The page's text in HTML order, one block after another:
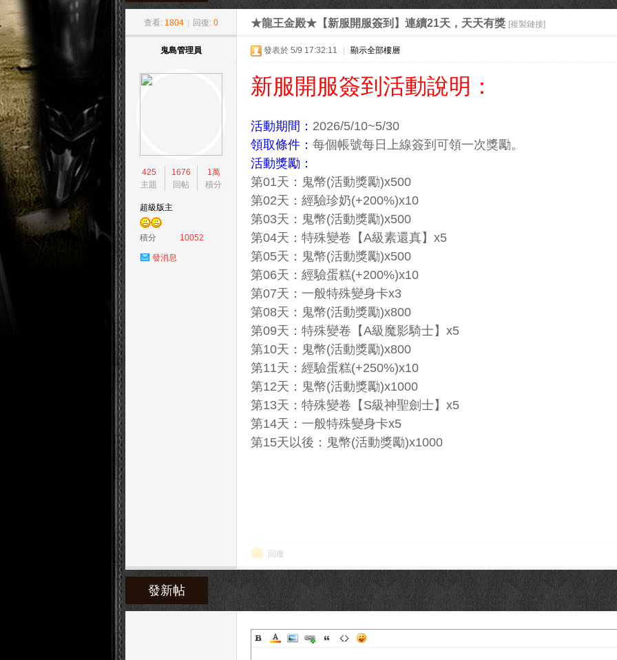
›
查看: 1804 回復: 0 ★龍王金殿★【新服開服簽到】連續21天，天天有獎 [複製鏈接]
鬼島管理員
425
主題
1676
回帖
1萬
積分
超級版主
積分 10052
發消息
發表於 5/9 17:32:11 顯示全部樓層
新服開服簽到活動說明：
活動期間： 2026/5/10~5/30
領取條件： 每個帳號每日上線簽到可領一次獎勵。
活動獎勵：
第01天：鬼幣(活動獎勵)x500
第02天：經驗珍奶(+200%)x10
第03天：鬼幣(活動獎勵)x500
第04天：特殊變卷【A級素還真】x5
第05天：鬼幣(活動獎勵)x500
第06天：經驗蛋糕(+200%)x10
第07天：一般特殊變身卡x3
第08天：鬼幣(活動獎勵)x800
第09天：特殊變卷【A級魔影騎士】x5
第10天：鬼幣(活動獎勵)x800
第11天：經驗蛋糕(+250%)x10
第12天：鬼幣(活動獎勵)x1000
第13天：特殊變卷【S級神聖劍士】x5
第14天：一般特殊變身卡x5
第15天以後：鬼幣(活動獎勵)x1000
回復
發新帖